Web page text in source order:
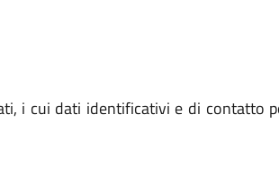
i cui dati identificativi e di contatto